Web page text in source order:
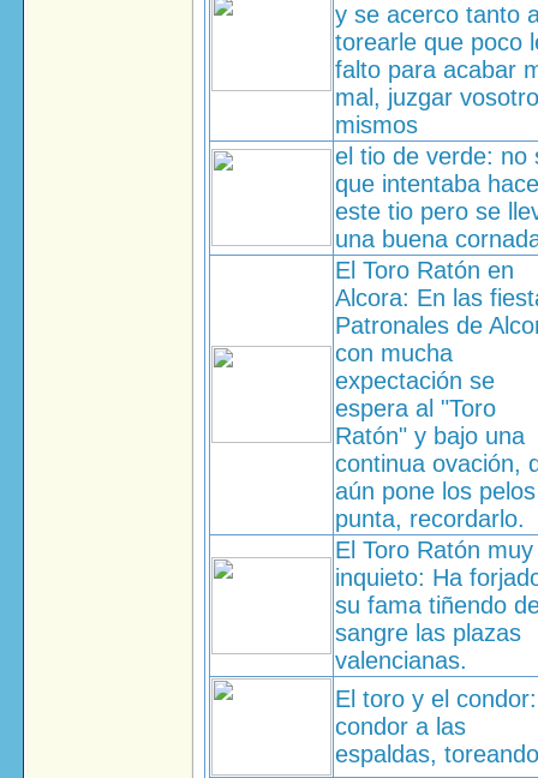
y se acerco tanto
torearle que poco
falto para acabar
mal, juzgar
mismos
el tio de verde: no
que intentaba
este tio pero se
una buena
El Toro Ratón en
Alcora: En las
Patronales de
con mucha
expectación se
espera al "Toro
Ratón" y bajo una
continua ovación,
aún pone los
punta, recordarlo.
El Toro Ratón muy
inquieto: Ha
su fama tiñendo
sangre las plazas
valencianas.
El toro y el
condor a las
espaldas, toreando